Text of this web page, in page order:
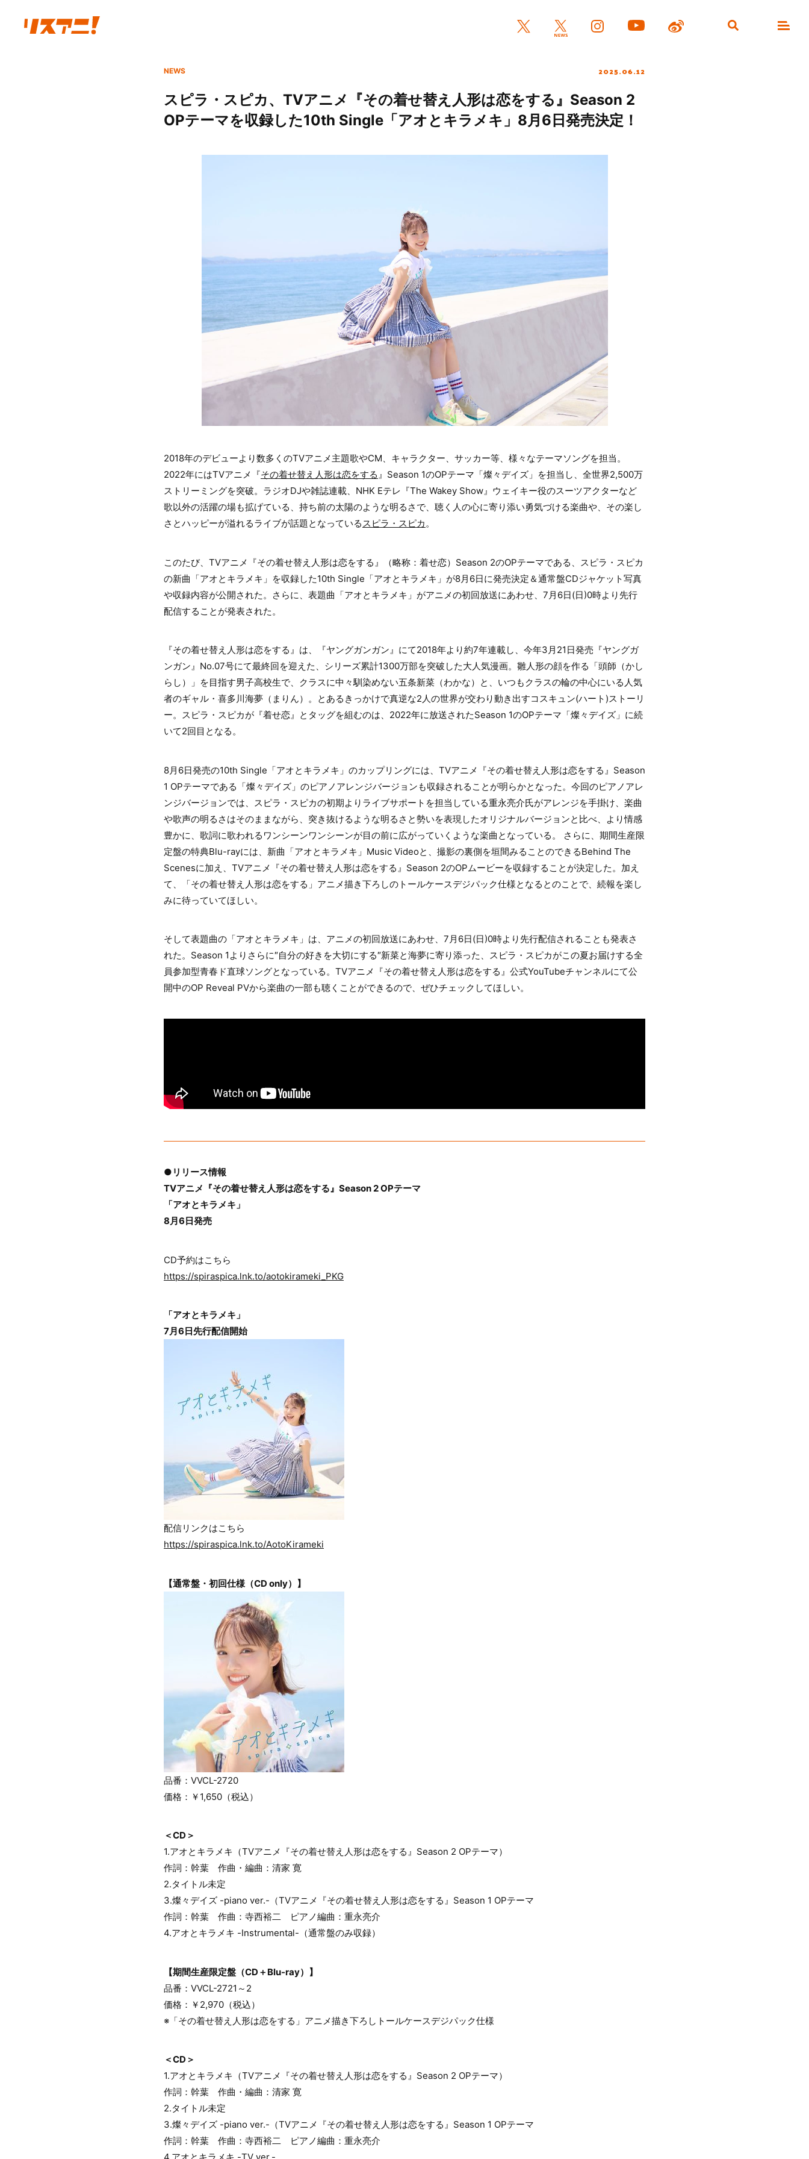
NEWS 2025.06.12
スピラ・スピカ、TVアニメ『その着せ替え人形は恋をする』Season 2
OPテーマを収録した10th Single「アオとキラメキ」8月6日発売決定！
2018年のデビューより数多くのTVアニメ主題歌やCM、キャラクター、サッカー等、様々なテーマソングを担当。
2022年にはTVアニメ『その着せ替え人形は恋をする 』Season 1のOPテーマ「燦々デイズ」を担当し、全世界2,500万
ストリーミングを突破。ラジオDJや雑誌連載、NHK Eテレ『The Wakey Show』ウェイキー役のスーツアクターなど
歌以外の活躍の場も拡げている、持ち前の太陽のような明るさで、聴く人の心に寄り添い勇気づける楽曲や、その楽し
さとハッピーが溢れるライブが話題となっているスピラ・スピカ。
このたび、TVアニメ『その着せ替え人形は恋をする』（略称：着せ恋）Season 2のOPテーマである、スピラ・スピカ
の新曲「アオとキラメキ」を収録した10th Single「アオとキラメキ」が8月6日に発売決定＆通常盤CDジャケット写真
や収録内容が公開された。さらに、表題曲「アオとキラメキ」がアニメの初回放送にあわせ、7月6日(日)0時より先行
配信することが発表された。
『その着せ替え人形は恋をする』は、『ヤングガンガン』にて2018年より約7年連載し、今年3月21日発売『ヤングガ
ンガン』No.07号にて最終回を迎えた、シリーズ累計1300万部を突破した大人気漫画。雛人形の顔を作る「頭師（かし
らし）」を目指す男子高校生で、クラスに中々馴染めない五条新菜（わかな）と、いつもクラスの輪の中心にいる人気
者のギャル・喜多川海夢（まりん）。とあるきっかけで真逆な2人の世界が交わり動き出すコスキュン(ハート)ストーリ
ー。スピラ・スピカが『着せ恋』とタッグを組むのは、2022年に放送されたSeason 1のOPテーマ「燦々デイズ」に続
いて2回目となる。
8月6日発売の10th Single「アオとキラメキ」のカップリングには、TVアニメ『その着せ替え人形は恋をする』Season
1 OPテーマである「燦々デイズ」のピアノアレンジバージョンも収録されることが明らかとなった。今回のピアノアレ
ンジバージョンでは、スピラ・スピカの初期よりライブサポートを担当している重永亮介氏がアレンジを手掛け、楽曲
や歌声の明るさはそのままながら、突き抜けるような明るさと勢いを表現したオリジナルバージョンと比べ、より情感
豊かに、歌詞に歌われるワンシーンワンシーンが目の前に広がっていくような楽曲となっている。 さらに、期間生産限
定盤の特典Blu-rayには、新曲「アオとキラメキ」Music Videoと、撮影の裏側を垣間みることのできるBehind The
Scenesに加え、TVアニメ『その着せ替え人形は恋をする』Season 2のOPムービーを収録することが決定した。加え
て、「その着せ替え人形は恋をする」アニメ描き下ろしのトールケースデジパック仕様となるとのことで、続報を楽し
みに待っていてほしい。
そして表題曲の「アオとキラメキ」は、アニメの初回放送にあわせ、7月6日(日)0時より先行配信されることも発表さ
れた。Season 1よりさらに″自分の好きを大切にする″新菜と海夢に寄り添った、スピラ・スピカがこの夏お届けする全
員参加型青春ド直球ソングとなっている。TVアニメ『その着せ替え人形は恋をする』公式YouTubeチャンネルにて公
開中のOP Reveal PVから楽曲の一部も聴くことができるので、ぜひチェックしてほしい。
●リリース情報
TVアニメ『その着せ替え人形は恋をする』Season 2 OPテーマ
「アオとキラメキ」
8月6日発売
CD予約はこちら
https://spiraspica.lnk.to/aotokirameki_PKG
「アオとキラメキ」
7月6日先行配信開始
配信リンクはこちら
https://spiraspica.lnk.to/AotoKirameki
【通常盤・初回仕様（CD only）】
品番：VVCL-2720
価格：￥1,650（税込）
＜CD＞
1.アオとキラメキ（TVアニメ『その着せ替え人形は恋をする』Season 2 OPテーマ）
作詞：幹葉 作曲・編曲：清家 寛
2.タイトル未定
3.燦々デイズ -piano ver.-（TVアニメ『その着せ替え人形は恋をする』Season 1 OPテーマ
作詞：幹葉 作曲：寺西裕二 ピアノ編曲：重永亮介
4.アオとキラメキ -Instrumental-（通常盤のみ収録）
【期間生産限定盤（CD＋Blu-ray）】
品番：VVCL-2721～2
価格：￥2,970（税込）
※「その着せ替え人形は恋をする」アニメ描き下ろしトールケースデジパック仕様
＜CD＞
1.アオとキラメキ（TVアニメ『その着せ替え人形は恋をする』Season 2 OPテーマ）
作詞：幹葉 作曲・編曲：清家 寛
2.タイトル未定
3.燦々デイズ -piano ver.-（TVアニメ『その着せ替え人形は恋をする』Season 1 OPテーマ
作詞：幹葉 作曲：寺西裕二 ピアノ編曲：重永亮介